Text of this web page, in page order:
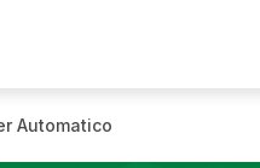
Automatico